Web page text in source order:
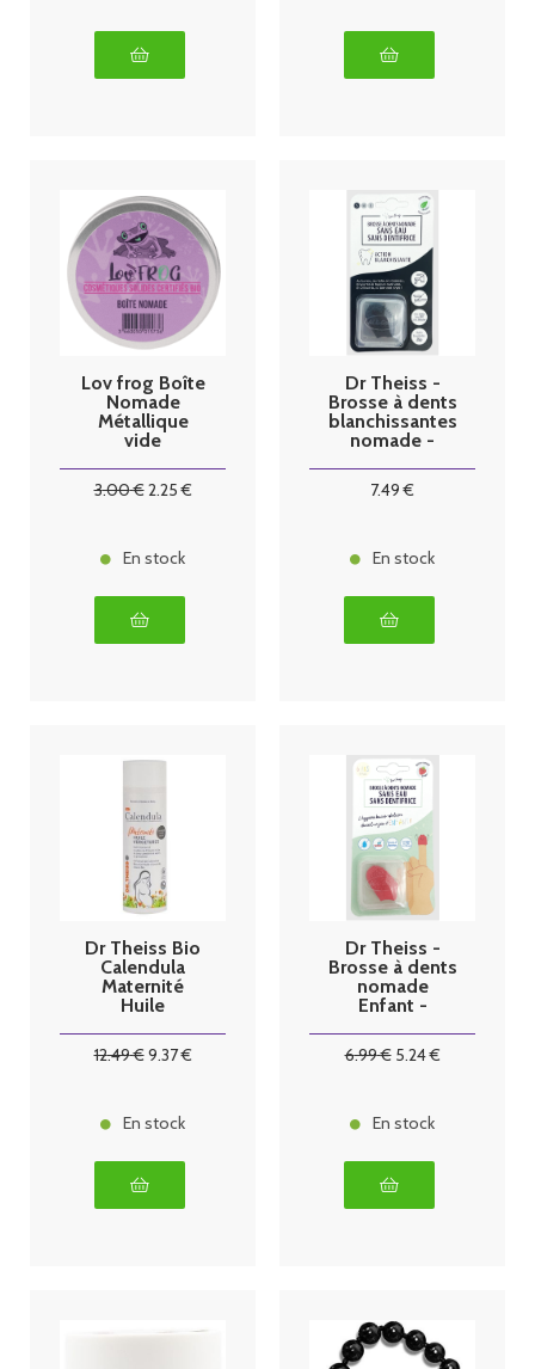
Lov frog Boîte
Nomade
Métallique
vide
3.00€2.25€
En stock
Dr Theiss -
Brosse à dents
blanchissantes
nomade -
7.49 €
En stock
Dr Theiss Bio
Calendula
Maternité
Huile
12.49€9.37€
En stock
Dr Theiss -
Brosse à dents
nomade
Enfant -
6.99€ 5.24€
En stock